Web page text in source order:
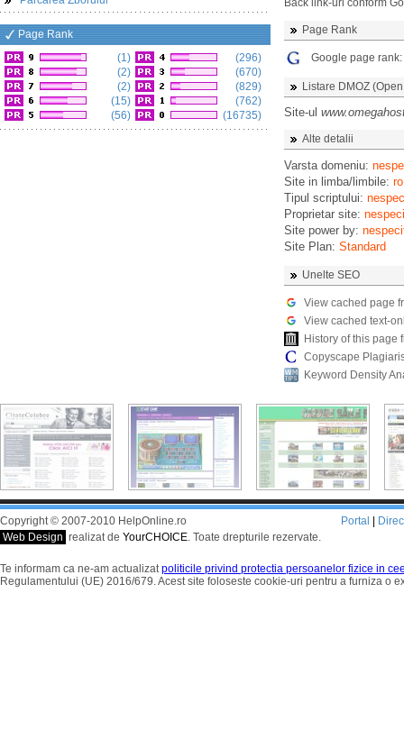
Page Rank
(1)
(2)
(2)
(15)
(56)
(296)
(670)
(829)
(762)
(16735)
Back link-uri conform
Page Rank
Google page rank:
Listare DMOZ
Site-ul
Alte detalii
Varsta domeniu:
Site in limba/limbile: ro
Tipul scriptului:
Proprietar site:
Site power by:
Site Plan: Standard
Unelte SEO
View cached page
View cached text-
History of this page
Copyscape
Keyword Density
Copyright © 2007-2010 HelpOnline.ro
Web Design realizat de YourCHOICE. Toate drepturile rezervate.
Portal
Te informam ca ne-am actualizatpoliticile privind protectia persoanelor fizice in
Regulamentului (UE) 2016/679. Acest site foloseste cookie-uri pentru a furniza o